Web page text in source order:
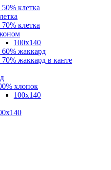
клетка
клетка
100x140
жаккард
жаккард в канте
хлопок
100x140